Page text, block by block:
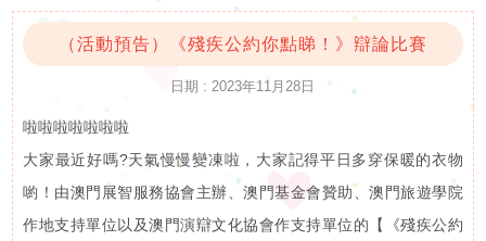
電子讀物
會
最新資訊
復康資訊
（活動預告）《殘疾公約你點睇！》辯論比賽
日期 : 2023年11月28日
啦啦啦啦啦啦啦
大家最近好嗎?天氣慢慢變凍啦，大家記得平日多穿保暖的衣物
喲！由澳門展智服務協會主辦、澳門基金會贊助、澳門旅遊學院
作地支持單位以及澳門演辯文化協會作支持單位的【《殘疾公約